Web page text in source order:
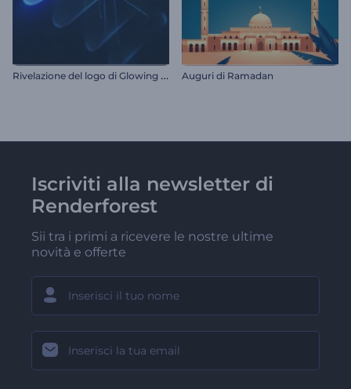
R
ivelazione del logo di Glowing Layers Auguri di Ramadan
Iscriviti alla newsletter di
Renderforest
Sii tra i primi a ricevere le nostre ultime
novità e offerte